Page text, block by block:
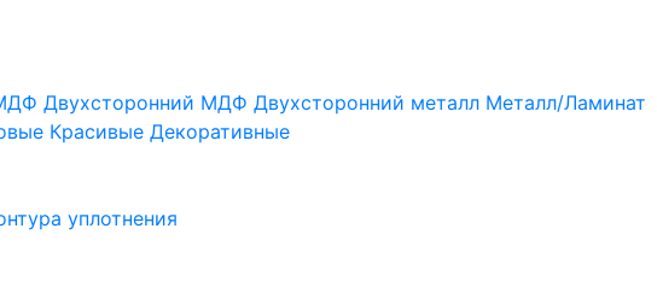
Двухсторонний МДФ Двухсторонний металл Металл/Ламинат
Красивые Декоративные
уплотнения